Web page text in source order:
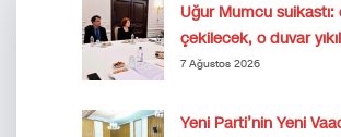
Uğur Mumcu suikastı:
çekilecek, o duvar
7 Ağustos 2026
Yeni Parti’nin Yeni